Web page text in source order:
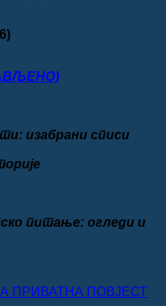
изабрани списи
питање: огледи и